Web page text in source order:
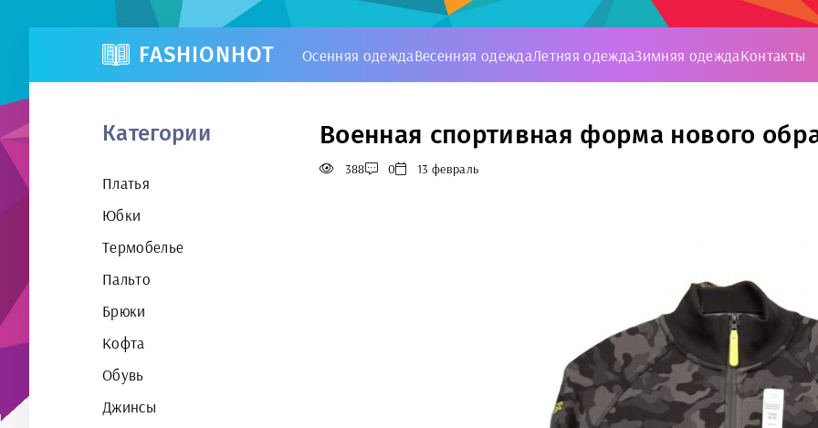
FASHIONHOT Осенняя одеждаВесенняя одеждаЛетняя одеждаЗимняя одеждаКонтакты
Категории
Платья
Юбки
Термобелье
Пальто
Брюки
Кофта
Обувь
Джинсы
Военная спортивная форма нового
388 0 13 февраль